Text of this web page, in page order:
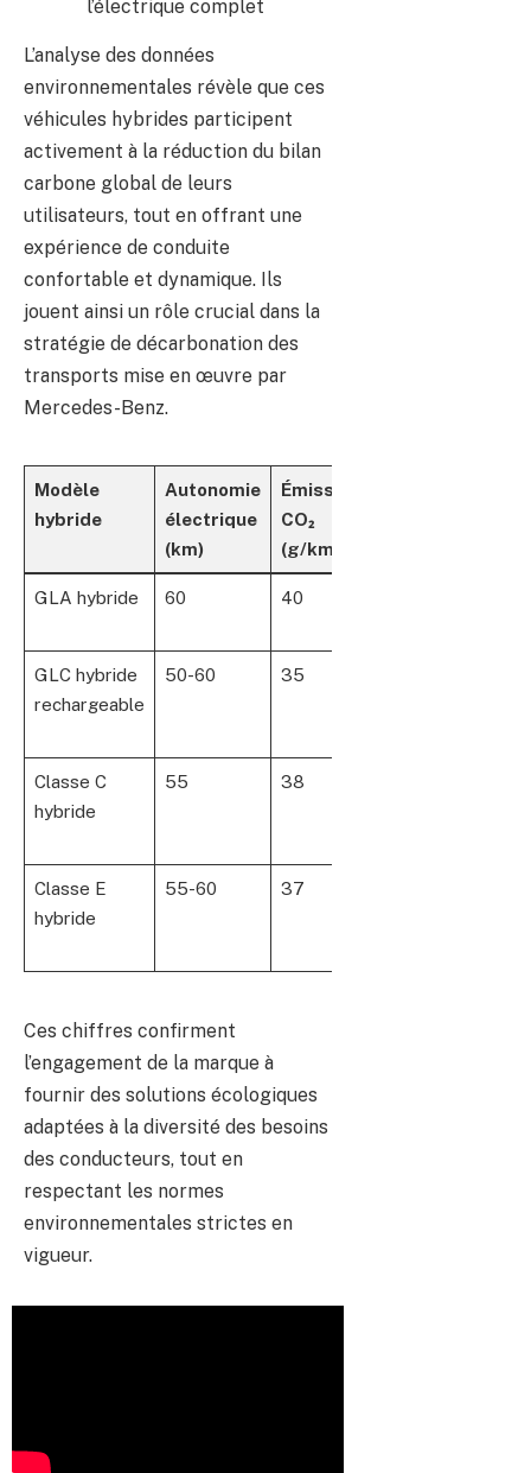
l’électrique complet
L’analyse des données
environnementales révèle que ces
véhicules hybrides participent
activement à la réduction du bilan
carbone global de leurs
utilisateurs, tout en offrant une
expérience de conduite
confortable et dynamique. Ils
jouent ainsi un rôle crucial dans la
stratégie de décarbonation des
transports mise en œuvre par
Mercedes-Benz.
Modèle
hybride
Autonomie
électrique
(km)
Émissions
CO₂
(g/km)
GLA hybride 60 40
GLC hybride
rechargeable
50-60 35
Classe C
hybride
55 38
Classe E
hybride
55-60 37
Ces chiffres confirment
l’engagement de la marque à
fournir des solutions écologiques
adaptées à la diversité des besoins
des conducteurs, tout en
respectant les normes
environnementales strictes en
vigueur.